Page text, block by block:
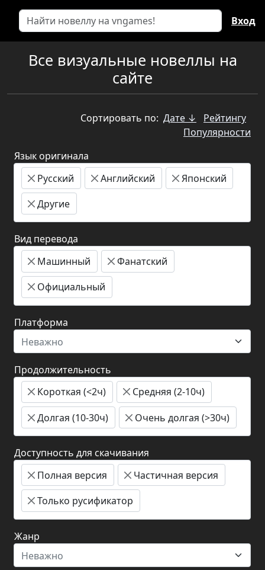
Вход
Все визуальные новеллы на
сайте
Сортировать по: Дате ↓
Рейтингу
Популярности
Язык оригинала
Русский
Английский
Японский
Другие
Вид перевода
Машинный
Фанатский
Официальный
Платформа
Неважно
Продолжительность
Короткая (<2ч)
Средняя (2-10ч)
Долгая (10-30ч)
Очень долгая (>30ч)
Доступность для скачивания
Полная версия
Частичная версия
Только русификатор
Жанр
Неважно